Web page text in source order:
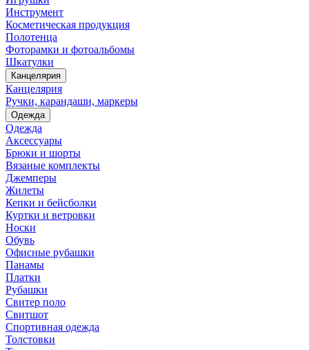
Инструмент
Косметическая продукция
Полотенца
Фоторамки и фотоальбомы
Шкатулки
Канцелярия
Канцелярия
Ручки, карандаши, маркеры
Одежда
Одежда
Аксессуары
Брюки и шорты
Вязаные комплекты
Джемперы
Жилеты
Кепки и бейсболки
Куртки и ветровки
Носки
Обувь
Офисные рубашки
Панамы
Платки
Рубашки
Свитер поло
Свитшот
Спортивная одежда
Толстовки